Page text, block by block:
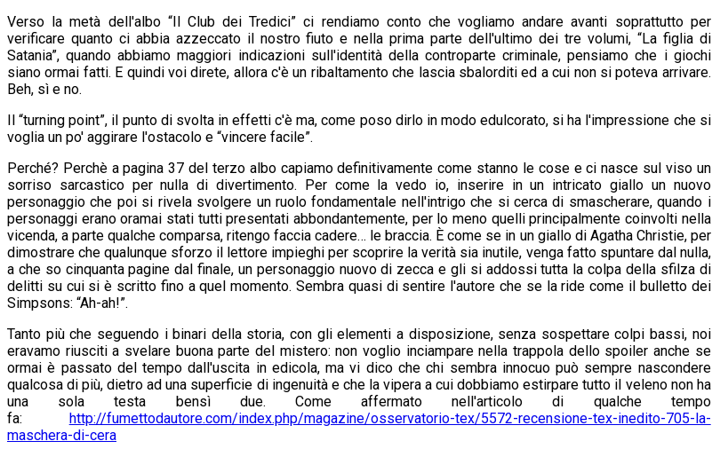
Verso la metà dell'albo “Il Club dei Tredici” ci rendiamo conto che vogliamo andare avanti soprattutto per
verificare quanto ci abbia azzeccato il nostro fiuto e nella prima parte dell'ultimo dei tre volumi, “La figlia di
Satania”, quando abbiamo maggiori indicazioni sull'identità della controparte criminale, pensiamo che i giochi
siano ormai fatti. E quindi voi direte, allora c'è un ribaltamento che lascia sbalorditi ed a cui non si poteva arrivare.
Beh, sì e no.
Il “turning point”, il punto di svolta in effetti c'è ma, come poso dirlo in modo edulcorato, si ha l'impressione che si
voglia un po' aggirare l'ostacolo e “vincere facile”.
Perché? Perchè a pagina 37 del terzo albo capiamo definitivamente come stanno le cose e ci nasce sul viso un
sorriso sarcastico per nulla di divertimento. Per come la vedo io, inserire in un intricato giallo un nuovo
personaggio che poi si rivela svolgere un ruolo fondamentale nell'intrigo che si cerca di smascherare, quando i
personaggi erano oramai stati tutti presentati abbondantemente, per lo meno quelli principalmente coinvolti nella
vicenda, a parte qualche comparsa, ritengo faccia cadere… le braccia. È come se in un giallo di Agatha Christie, per
dimostrare che qualunque sforzo il lettore impieghi per scoprire la verità sia inutile, venga fatto spuntare dal nulla,
a che so cinquanta pagine dal finale, un personaggio nuovo di zecca e gli si addossi tutta la colpa della sfilza di
delitti su cui si è scritto fino a quel momento. Sembra quasi di sentire l'autore che se la ride come il bulletto dei
Simpsons: “Ah-ah!”.
Tanto più che seguendo i binari della storia, con gli elementi a disposizione, senza sospettare colpi bassi, noi
eravamo riusciti a svelare buona parte del mistero: non voglio inciampare nella trappola dello spoiler anche se
ormai è passato del tempo dall'uscita in edicola, ma vi dico che chi sembra innocuo può sempre nascondere
qualcosa di più, dietro ad una superficie di ingenuità e che la vipera a cui dobbiamo estirpare tutto il veleno non ha
una sola testa bensì due. Come affermato nell'articolo di qualche tempo
fa: http://fumettodautore.com/index.php/magazine/osservatorio-tex/5572-recensione-tex-inedito-705-la-
maschera-di-cera